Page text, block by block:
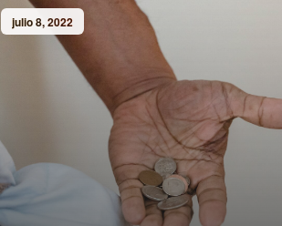
julio 8, 2022